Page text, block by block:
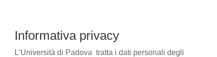
Informativa privacy
L’Università di Padova tratta i dati personali degli